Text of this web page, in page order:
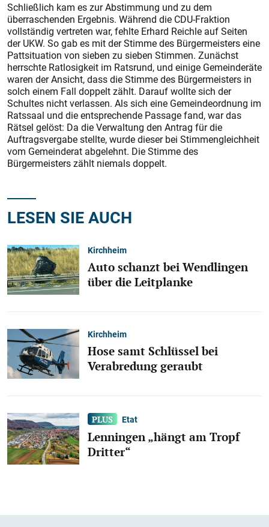
Schließlich kam es zur Abstimmung und zu dem
überraschenden Ergebnis. Während die CDU-Fraktion
vollständig vertreten war, fehlte Erhard Reichle auf Seiten
der UKW. So gab es mit der Stimme des Bürgermeisters eine
Pattsituation von sieben zu sieben Stimmen. Zunächst
herrschte Ratlosigkeit im Ratsrund, und einige Gemeinderäte
waren der Ansicht, dass die Stimme des Bürgermeisters in
solch einem Fall doppelt zählt. Darauf wollte sich der
Schultes nicht verlassen. Als sich eine Gemeindeordnung im
Ratssaal und die entsprechende Passage fand, war das
Rätsel gelöst: Da die Verwaltung den Antrag für die
Auftragsvergabe stellte, wurde dieser bei Stimmengleichheit
vom Gemeinderat abgelehnt. Die Stimme des
Bürgermeisters zählt niemals doppelt.
LESEN SIE AUCH
Kirchheim
Auto schanzt bei Wendlingen
über die Leitplanke
Kirchheim
Hose samt Schlüssel bei
Verabredung geraubt
Etat
Lenningen „hängt am Tropf
Dritter“